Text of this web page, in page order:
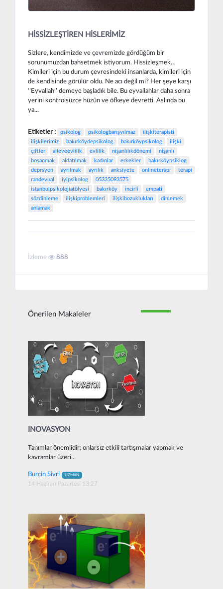
HİSSİZLEŞTİREN HİSLERİMİZ
Sizlere, kendimizde ve çevremizde gördüğüm bir
sorunumuzdan bahsetmek istiyorum. Hissizleşmek…
Kimileri için bu durum çevresindeki insanlarda, kimileri için
de kendisinde görülür oldu. Ne acı değil mi? Her şeye karşı
‘’Eyvallah’’ demeye başladık bile. Bu eyvallahlar daha sonra
yerini kontrolsüzce hüzün ve öfkeye devretti. Aslında bu
ya...
Etiketler : psikolog psikologbarışyılmaz
ilişkiterapisti
ilişkilerimiz
bakırköydepsikolog bakırköypsikolog
ilişki
çiftler
aileveevlilik evlilik nişanlılıkdönemi
nişanlı
boşanmak
aldatılmak kadınlar erkekler
bakırköypsiklog
deprsyon
ayrılmak ayrılık anksiyete onlineterapi
terapi
randevual
iyipsikolog
05335093575
istanbulpsikolojiatölyesi
bakırköy incirli
empati
sözdinleme
ilişkiproblemleri ilişkibozuklukları
dinlemek
anlamak
İzleme 888
Önerilen Makaleler
INOVASYON
Tanımlar önemlidir; onlarsız etkili tartışmalar yapmak ve
kavramlar üzeri...
Burcin Sivri UZMAN
14 Haziran Pazartesi 13:27